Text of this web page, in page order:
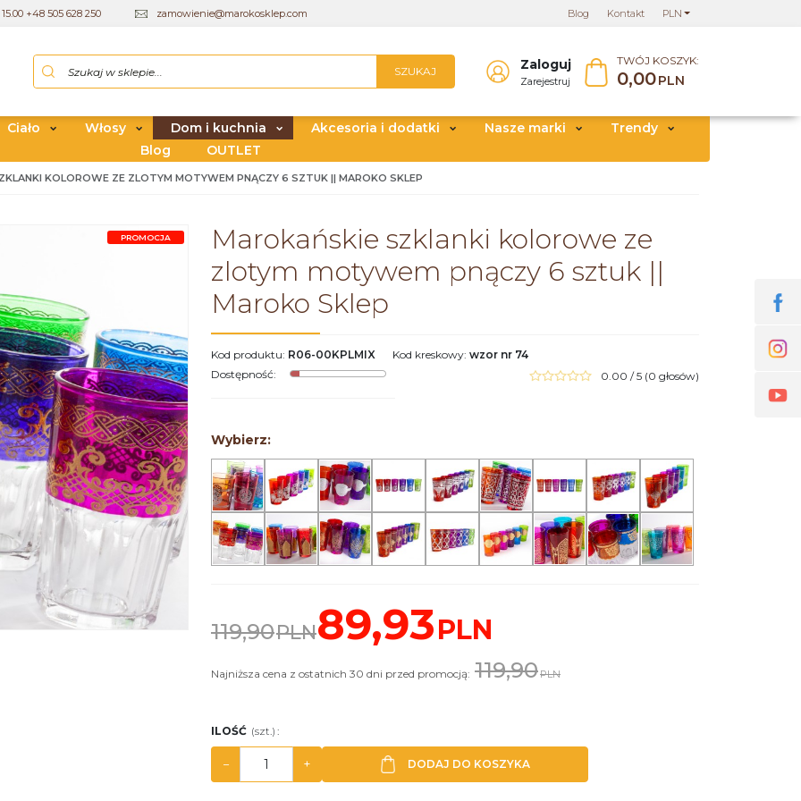
+48 505 628 250 zamowienie@marokosklep.com PLN
Blog Kontakt
SZUKAJ Zaloguj
Zarejestruj
TWÓJ KOSZYK:
0,00PLN
Ciało Włosy Dom i kuchnia Akcesoria i dodatki Nasze marki
Trendy
Blog
OUTLET
KOLOROWE ZE ZLOTYM MOTYWEM PNĄCZY 6 SZTUK || MAROKO SKLEP
>
PROMOCJA
Marokańskie szklanki kolorowe ze
zlotym motywem pnączy 6 sztuk ||
Maroko Sklep
Kod produktu: R06-00KPLMIX Kod kreskowy: wzor nr 74
Dostępność: 0.00 /5 (0 głosów)
Wybierz:
119,90PLN89,93PLN
Najniższa cena z ostatnich 30 dni przed promocją: 119,90PLN
ILOŚĆ (szt.) :
− + DODAJ DO KOSZYKA